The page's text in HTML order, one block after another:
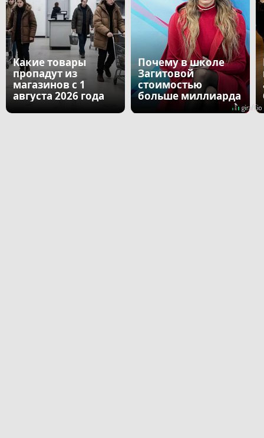
Какие товары
пропадут из
магазинов с 1
августа 2026 года
Почему в школе
Загитовой
стоимостью
больше миллиарда
некому